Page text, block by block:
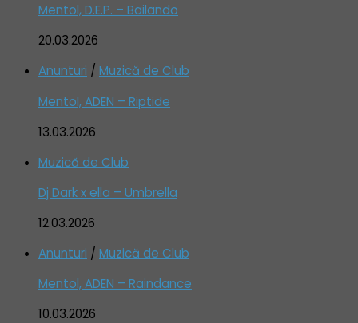
Mentol, D.E.P. – Bailando
20.03.2026
Anunturi / Muzică de Club
Mentol, ADEN – Riptide
13.03.2026
Muzică de Club
Dj Dark x ella – Umbrella
12.03.2026
Anunturi / Muzică de Club
Mentol, ADEN – Raindance
10.03.2026